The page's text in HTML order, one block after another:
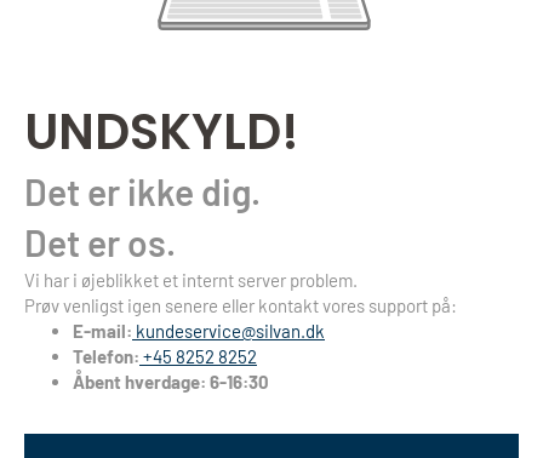
UNDSKYLD!
Det er ikke dig.
Det er os.
Vi har i øjeblikket et internt server problem.
Prøv venligst igen senere eller kontakt vores support på:
E-mail: kundeservice@silvan.dk
Telefon: +45 8252 8252
Åbent hverdage: 6-16:30